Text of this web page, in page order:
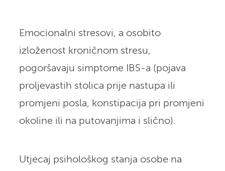
Emocionalni stresovi, a osobito
izloženost kroničnom stresu,
pogoršavaju simptome IBS-a (pojava
proljevastih stolica prije nastupa ili
promjeni posla, konstipacija pri promjeni
okoline ili na putovanjima i slično).
Utjecaj psihološkog stanja osobe na